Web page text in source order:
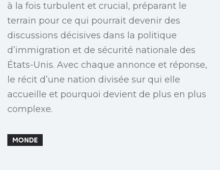
à la fois turbulent et crucial, préparant le
terrain pour ce qui pourrait devenir des
discussions décisives dans la politique
d’immigration et de sécurité nationale des
États-Unis. Avec chaque annonce et réponse,
le récit d’une nation divisée sur qui elle
accueille et pourquoi devient de plus en plus
complexe.
MONDE